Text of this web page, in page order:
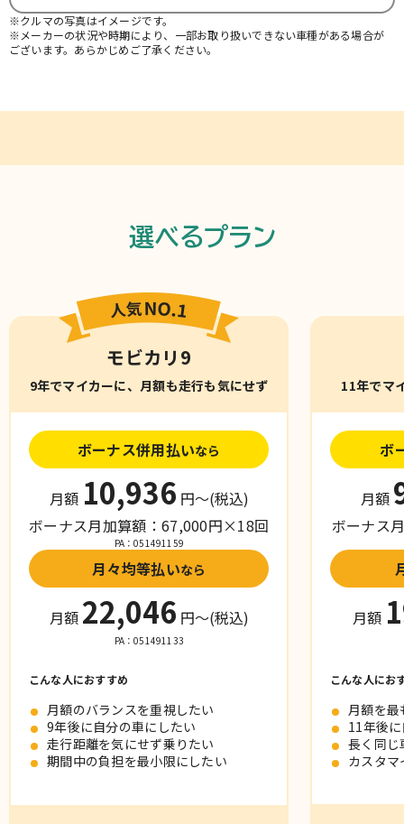
※クルマの写真はイメージです。
※メーカーの状況や時期により、一部お取り扱いできない車種がある場合が
ございます。あらかじめご了承ください。
選べるプラン
モビカリ9
9年でマイカーに、月額も走行も気にせず
ボーナス併用払いなら
月額 10,936 円〜(税込)
ボーナス月加算額：67,000円×18回
PA：051491159
月々均等払いなら
月額 22,046 円〜(税込)
PA：051491133
こんな人におすすめ
月額のバランスを重視したい
9年後に自分の車にしたい
走行距離を気にせず乗りたい
期間中の負担を最小限にしたい
11年でマ
ボ
月額
ボーナス
月額
こんな人にお
月額を
11年後
長く同じ
カスタ